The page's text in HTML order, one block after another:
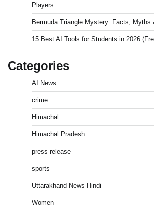
Players
Bermuda Triangle Mystery: Facts, Myths
15 Best AI Tools for Students in 2026
Categories
AI News
crime
Himachal
Himachal Pradesh
press release
sports
Uttarakhand News Hindi
Women